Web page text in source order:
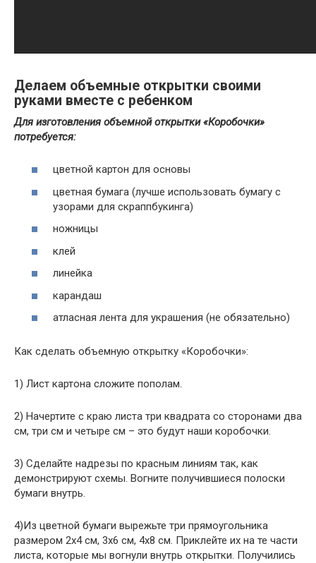
Делаем объемные открытки своими
руками вместе с ребенком
Для изготовления объемной открытки «Коробочки»
потребуется:
цветной картон для основы
цветная бумага (лучше использовать бумагу с
узорами для скраппбукинга)
ножницы
клей
линейка
карандаш
атласная лента для украшения (не обязательно)
Как сделать объемную открытку «Коробочки»:
1) Лист картона сложите пополам.
2) Начертите с краю листа три квадрата со сторонами два
см, три см и четыре см – это будут наши коробочки.
3) Сделайте надрезы по красным линиям так, как
демонстрируют схемы. Вогните получившиеся полоски
бумаги внутрь.
4)Из цветной бумаги вырежьте три прямоугольника
размером 2х4 см, 3х6 см, 4х8 см. Приклейте их на те части
листа, которые мы вогнули внутрь открытки. Получились